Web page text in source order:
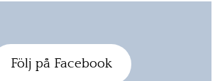
Följ på Facebook